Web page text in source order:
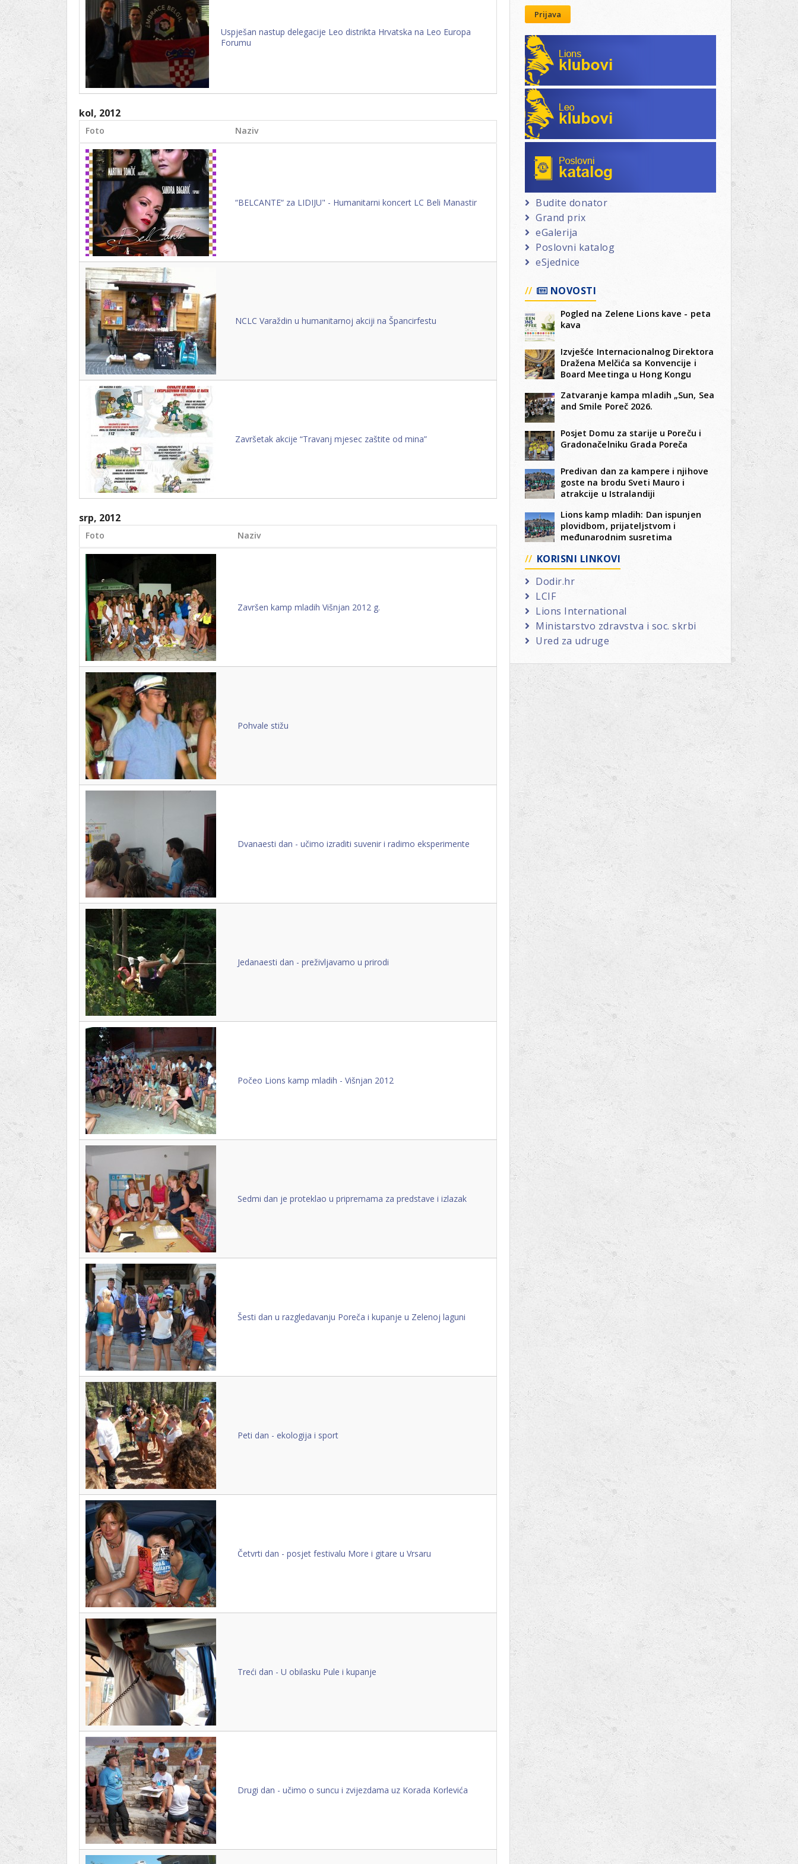
Lions International
Club finder
Uspješan nastup delegacije Leo distrikta Hrvatska na Leo Europa
Forumu
kol, 2012
Foto Naziv
“BELCANTE“ za LIDIJU" - Humanitarni koncert LC Beli Manastir
NCLC Varaždin u humanitarnoj akciji na Špancirfestu
Završetak akcije “Travanj mjesec zaštite od mina”
srp, 2012
Foto Naziv
Završen kamp mladih Višnjan 2012 g.
Pohvale stižu
Dvanaesti dan - učimo izraditi suvenir i radimo eksperimente
Jedanaesti dan - preživljavamo u prirodi
Počeo Lions kamp mladih - Višnjan 2012
Sedmi dan je proteklao u pripremama za predstave i izlazak
Šesti dan u razgledavanju Poreča i kupanje u Zelenoj laguni
Peti dan - ekologija i sport
Četvrti dan - posjet festivalu More i gitare u Vrsaru
Treći dan - U obilasku Pule i kupanje
Drugi dan - učimo o suncu i zvijezdama uz Korada Korlevića
Prijava
Lions klubovi
Leo klubovi
Budite donator
Grand prix
eGalerija
Poslovni katalog
eSjednice
NOVOSTI
Pogled na Zelene Lions kave - peta
kava
Izvješće Internacionalnog Direktora
Dražena Melčića sa Konvencije i
Board Meetinga u Hong Kongu
Zatvaranje kampa mladih „Sun, Sea
and Smile Poreč 2026.
Posjet Domu za starije u Poreču i
Gradonačelniku Grada Poreča
Predivan dan za kampere i njihove
goste na brodu Sveti Mauro i
atrakcije u Istralandiji
Lions kamp mladih: Dan ispunjen
plovidbom, prijateljstvom i
međunarodnim susretima
KORISNI LINKOVI
Dodir.hr
LCIF
Lions International
Ministarstvo zdravstva i soc. skrbi
Ured za udruge